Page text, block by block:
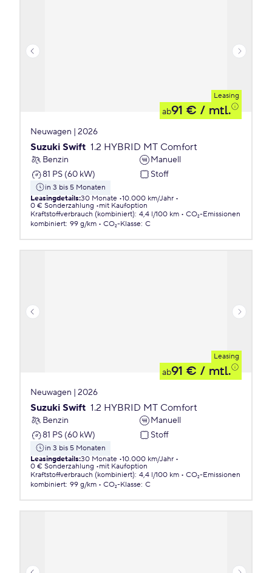
Leasing
ab91 € / mtl.
Neuwagen | 2026
Suzuki Swift 1.2 HYBRID MT Comfort
Benzin
Manuell
81 PS (60 kW)
Stoff
in 3 bis 5 Monaten
Leasingdetails:30 Monate 10.000 km/Jahr
0 € Sonderzahlung
mit Kaufoption
Kraftstoffverbrauch (kombiniert): 4,4 l/100 km
CO₂-Emissionen
kombiniert: 99 g/km CO₂-Klasse: C
Leasing
ab91 € / mtl.
Neuwagen | 2026
Suzuki Swift 1.2 HYBRID MT Comfort
Benzin
Manuell
81 PS (60 kW)
Stoff
in 3 bis 5 Monaten
Leasingdetails:30 Monate 10.000 km/Jahr
0 € Sonderzahlung
mit Kaufoption
Kraftstoffverbrauch (kombiniert): 4,4 l/100 km
CO₂-Emissionen
kombiniert: 99 g/km CO₂-Klasse: C